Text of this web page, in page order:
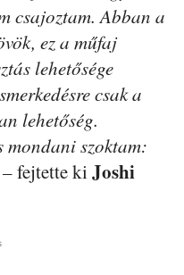
csajoztam. Abban a
ez a műfaj
lehetősége
csak a
lehetőség.
szoktam:
– fejtette ki Joshi